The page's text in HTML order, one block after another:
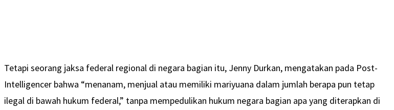
Tetapi seorang jaksa federal regional di negara bagian itu, Jenny Durkan, mengatakan pada Post-
Intelligencer bahwa “menanam, menjual atau memiliki mariyuana dalam jumlah berapa pun tetap
ilegal di bawah hukum federal,” tanpa mempedulikan hukum negara bagian apa yang diterapkan di